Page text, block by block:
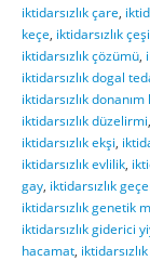
iktidarsızlık çare
keçe iktidarsızlık
iktidarsızlık çözümü
iktidarsızlık dogal
iktidarsızlık
iktidarsızlık düzelirmi
iktidarsızlık ekşi
iktidarsızlık evlilik
gay iktidarsızlık
iktidarsızlık genetik
iktidarsızlık giderici
hacamat